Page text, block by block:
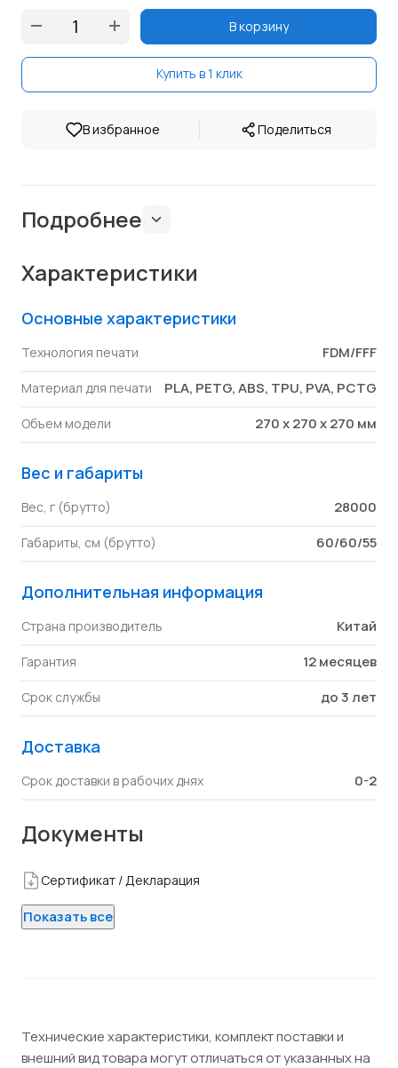
В корзину
Купить в 1 клик
В избранное | Поделиться
Подробнее
Характеристики
Основные характеристики
Технология печати FDM/FFF
Материал для печати PLA, PETG, ABS, TPU, PVA, PCTG
Объем модели 270 x 270 x 270 мм
Вес и габариты
Вес, г (брутто) 28000
Габариты, см (брутто) 60/60/55
Дополнительная информация
Страна производитель Китай
Гарантия 12 месяцев
Срок службы до 3 лет
Доставка
Срок доставки в рабочих днях 0-2
Документы
Сертификат / Декларация
Показать все
Технические характеристики, комплект поставки и
внешний вид товара могут отличаться от указанных на